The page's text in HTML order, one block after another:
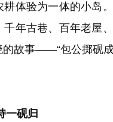
体验为一体的小岛
千年古巷、百年老屋
故事——“包公掷砚成
一砚归